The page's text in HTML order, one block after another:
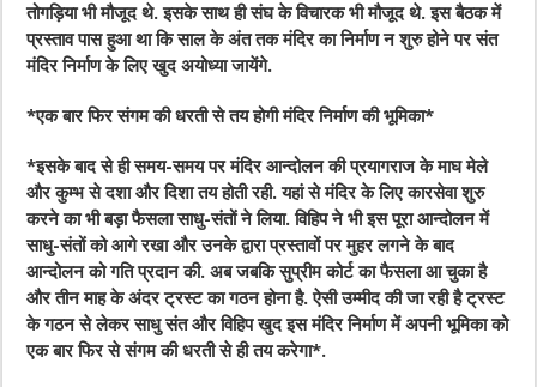
तोगड़िया भी मौजूद थे. इसके साथ ही संघ के विचारक भी मौजूद थे. इस बैठक में
प्रस्ताव पास हुआ था कि साल के अंत तक मंदिर का निर्माण न शुरु होने पर संत
मंदिर निर्माण के लिए खुद अयोध्या जायेंगे.
*एक बार फिर संगम की धरती से तय होगी मंदिर निर्माण की भूमिका*
*इसके बाद से ही समय-समय पर मंदिर आन्दोलन की प्रयागराज के माघ मेले
और कुम्भ से दशा और दिशा तय होती रही. यहां से मंदिर के लिए कारसेवा शुरु
करने का भी बड़ा फैसला साधु-संतों ने लिया. विहिप ने भी इस पूरा आन्दोलन में
साधु-संतों को आगे रखा और उनके द्वारा प्रस्तावों पर मुहर लगने के बाद
आन्दोलन को गति प्रदान की. अब जबकि सुप्रीम कोर्ट का फैसला आ चुका है
और तीन माह के अंदर ट्रस्ट का गठन होना है. ऐसी उम्मीद की जा रही है ट्रस्ट
के गठन से लेकर साधु संत और विहिप खुद इस मंदिर निर्माण में अपनी भूमिका को
एक बार फिर से संगम की धरती से ही तय करेगा*.